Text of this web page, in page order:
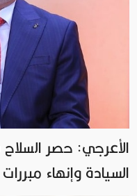
الأعرجي: حصر السلاح
السيادة وإنهاء